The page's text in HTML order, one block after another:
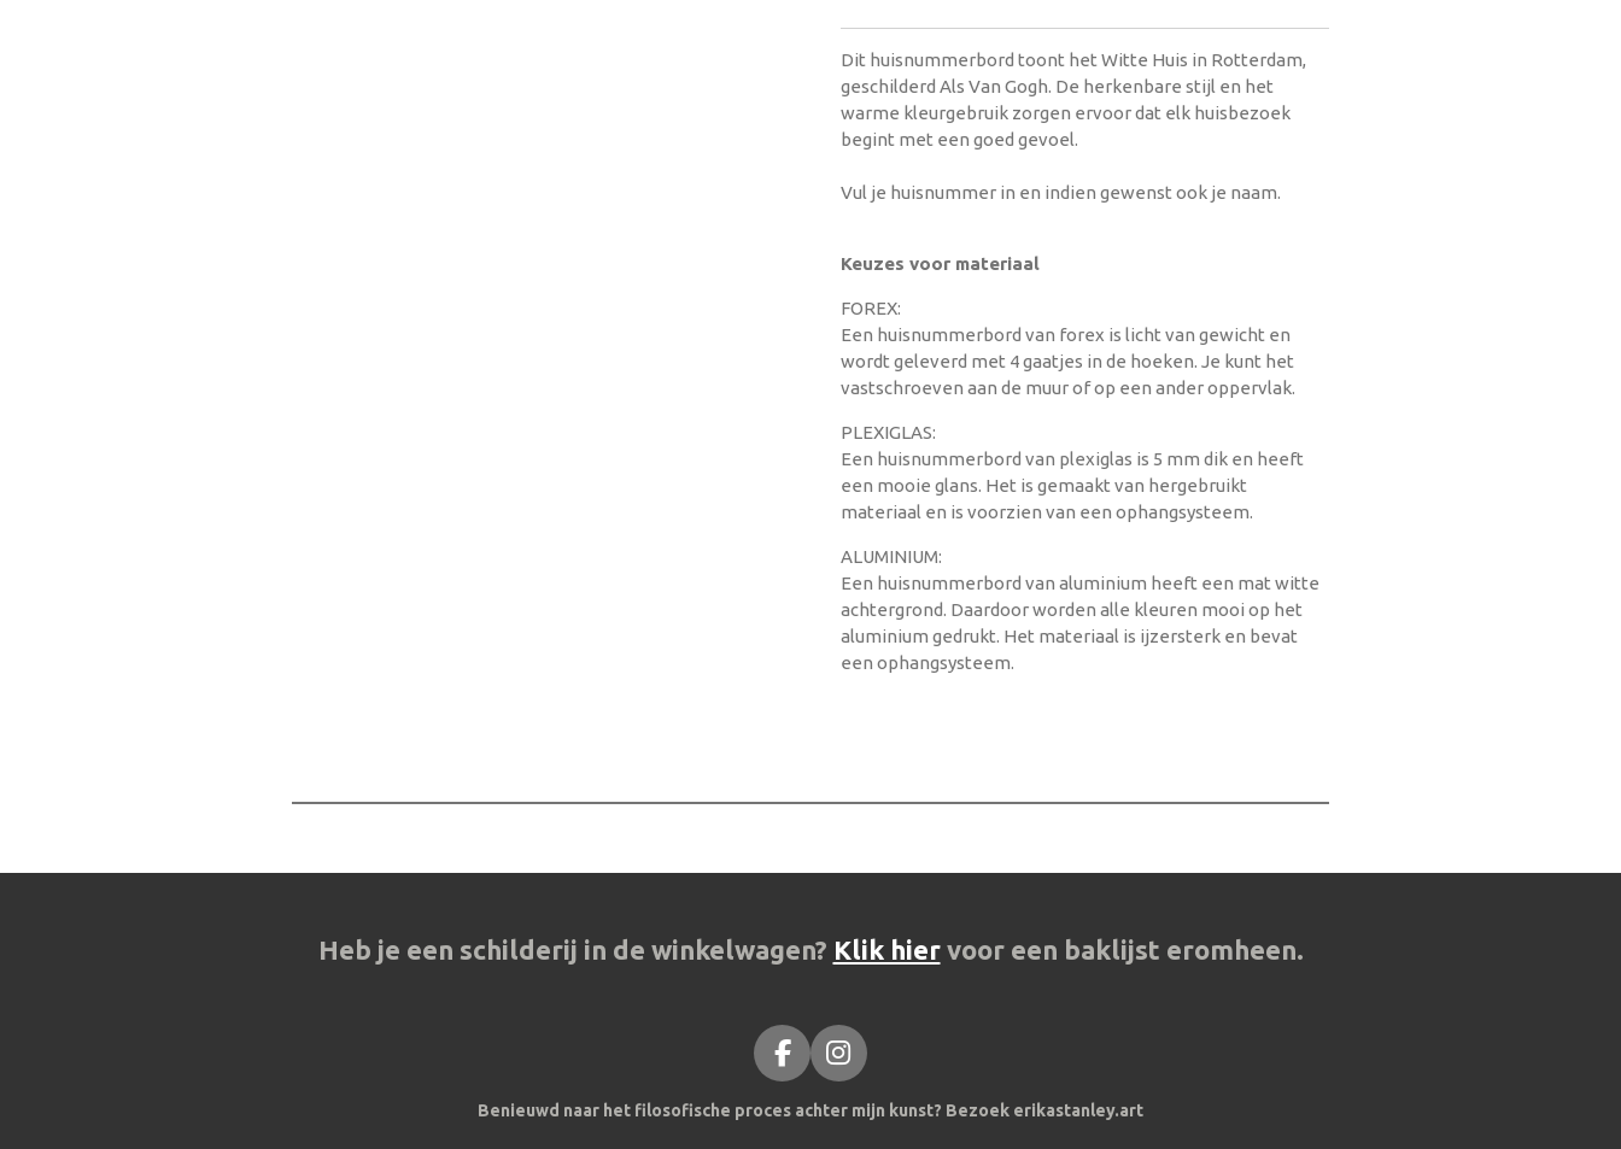
Dit huisnummerbord toont het Witte Huis in Rotterdam,
geschilderd Als Van Gogh. De herkenbare stijl en het
warme kleurgebruik zorgen ervoor dat elk huisbezoek
begint met een goed gevoel.
Vul je huisnummer in en indien gewenst ook je naam.
Keuzes voor materiaal
FOREX:
Een huisnummerbord van forex is licht van gewicht en
wordt geleverd met 4 gaatjes in de hoeken. Je kunt het
vastschroeven aan de muur of op een ander oppervlak.
PLEXIGLAS:
Een huisnummerbord van plexiglas is 5 mm dik en heeft
een mooie glans. Het is gemaakt van hergebruikt
materiaal en is voorzien van een ophangsysteem.
ALUMINIUM:
Een huisnummerbord van aluminium heeft een mat witte
achtergrond. Daardoor worden alle kleuren mooi op het
aluminium gedrukt. Het materiaal is ijzersterk en bevat
een ophangsysteem.
Heb je een schilderij in de winkelwagen? Klik hier voor een baklijst eromheen.
F
a
c
I
n
s
Benieuwd naar het filosofische proces achter mijn kunst? Bezoek erikastanley.art